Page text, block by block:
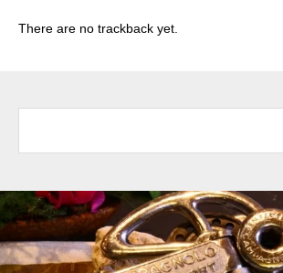
There are no trackback yet.